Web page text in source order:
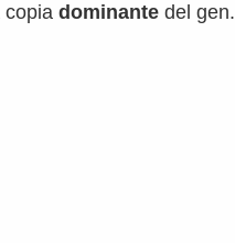
copiadominantedel gen.